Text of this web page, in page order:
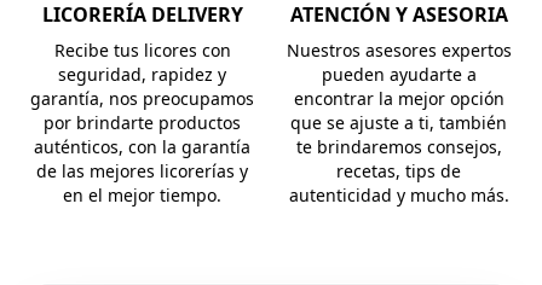
LICORERÍA DELIVERY
Recibe tus licores con
seguridad, rapidez y
garantía, nos preocupamos
por brindarte productos
auténticos, con la garantía
de las mejores licorerías y
en el mejor tiempo.
ATENCIÓN Y ASESORIA
Nuestros asesores expertos
pueden ayudarte a
encontrar la mejor opción
que se ajuste a ti, también
te brindaremos consejos,
recetas, tips de
autenticidad y mucho más.